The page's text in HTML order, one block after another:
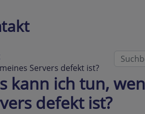
Servers defekt ist?
kann ich tun,
defekt ist?